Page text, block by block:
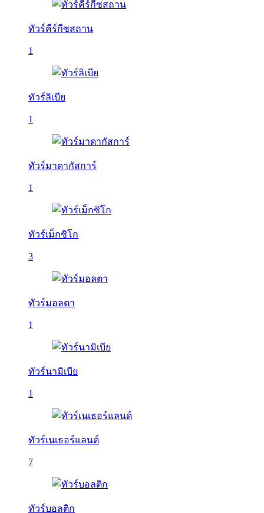
ทัวร์คีร์กีซสถาน
1
ทัวร์ลิเบีย
1
ทัวร์มาดากัสการ์
1
ทัวร์เม็กซิโก
3
ทัวร์มอลตา
1
ทัวร์นามิเบีย
1
ทัวร์เนเธอร์แลนด์
7
ทัวร์บอลติก